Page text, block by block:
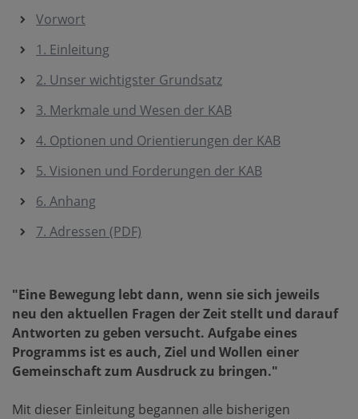
Vorwort
1. Einleitung
2. Unser wichtigster Grundsatz
3. Merkmale und Wesen der KAB
4. Optionen und Orientierungen der KAB
5. Visionen und Forderungen der KAB
6. Anhang
7. Adressen (PDF)
"Eine Bewegung lebt dann, wenn sie sich jeweils
neu den aktuellen Fragen der Zeit stellt und darauf
Antworten zu geben versucht. Aufgabe eines
Programms ist es auch, Ziel und Wollen einer
Gemeinschaft zum Ausdruck zu bringen."
Mit dieser Einleitung begannen alle bisherigen